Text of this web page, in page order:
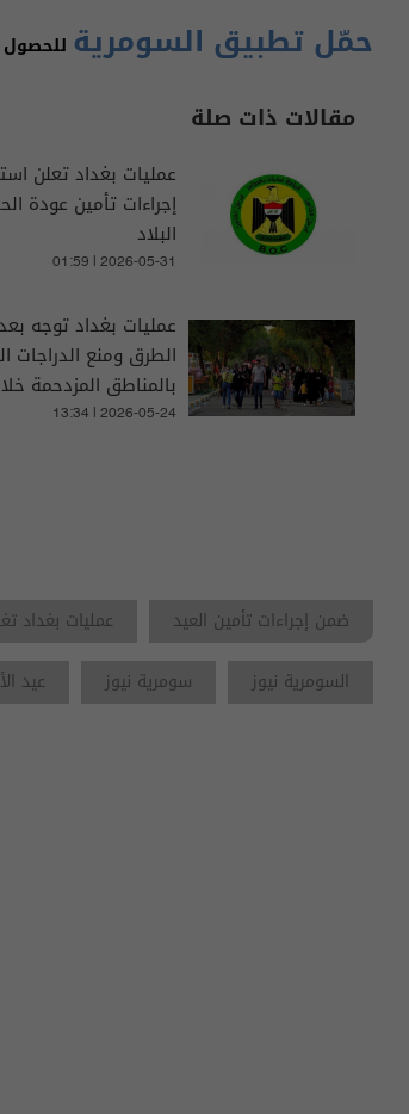
حمّل تطبيق السومرية للحصول
مقالات ذات صلة
عمليات بغداد تعلن
إجراءات تأمين عودة
البلاد
01:59 | 2026-05-31
عمليات بغداد توجه
الطرق ومنع الدراجات
بالمناطق المزدحمة
13:34 | 2026-05-24
ضمن إجراءات تأمين العيد عمليات بغداد تغلق 10 "كراجات"
السومرية نيوز
سومرية نيوز عيد